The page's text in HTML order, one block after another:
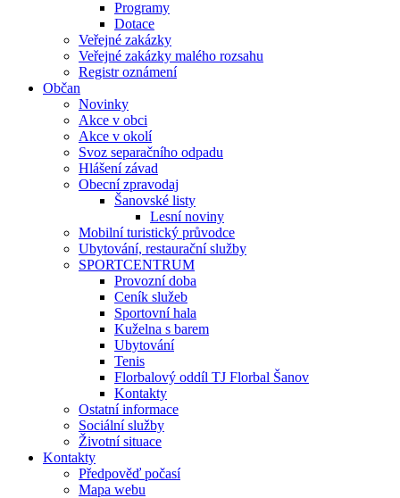
Programy
Dotace
Veřejné zakázky
Veřejné zakázky malého rozsahu
Registr oznámení
Občan
Novinky
Akce v obci
Akce v okolí
Svoz separačního odpadu
Hlášení závad
Obecní zpravodaj
Šanovské listy
Lesní noviny
Mobilní turistický průvodce
Ubytování, restaurační služby
SPORTCENTRUM
Provozní doba
Ceník služeb
Sportovní hala
Kuželna s barem
Ubytování
Tenis
Florbalový oddíl TJ Florbal Šanov
Kontakty
Ostatní informace
Sociální služby
Životní situace
Kontakty
Předpověď počasí
Mapa webu